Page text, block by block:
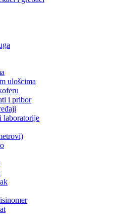
ulošcima
i pribor
laboratorije